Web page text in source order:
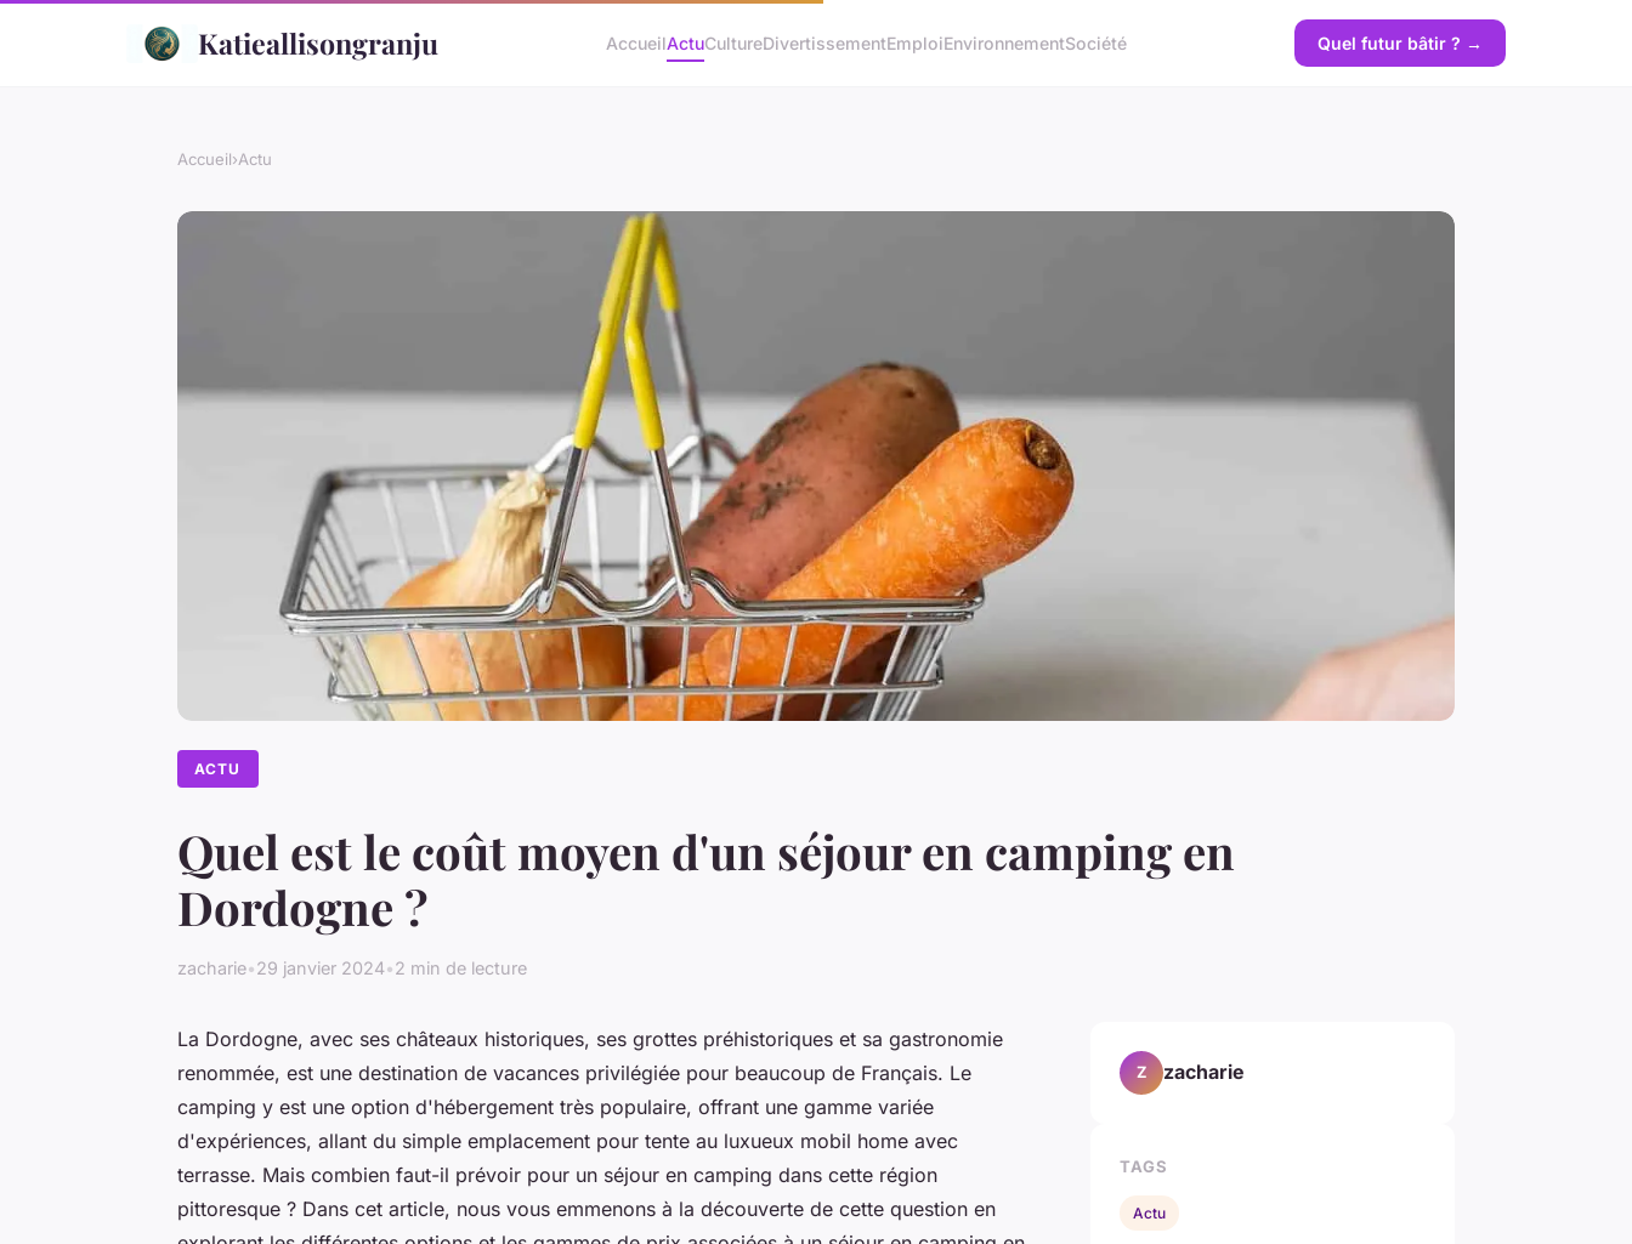
Katieallisongranju AccueilActuCultureDivertissementEmploiEnvironnementSociété Quel futur bâtir ? →
Accueil›Actu
ACTU
Quel est le coût moyen d'un séjour en camping en
Dordogne ?
zacharie•29 janvier 2024•2 min de lecture
La Dordogne, avec ses châteaux historiques, ses grottes préhistoriques et sa gastronomie
renommée, est une destination de vacances privilégiée pour beaucoup de Français. Le
camping y est une option d'hébergement très populaire, offrant une gamme variée
d'expériences, allant du simple emplacement pour tente au luxueux mobil home avec
terrasse. Mais combien faut-il prévoir pour un séjour en camping dans cette région
pittoresque ? Dans cet article, nous vous emmenons à la découverte de cette question en
Z zacharie
TAGS
Actu